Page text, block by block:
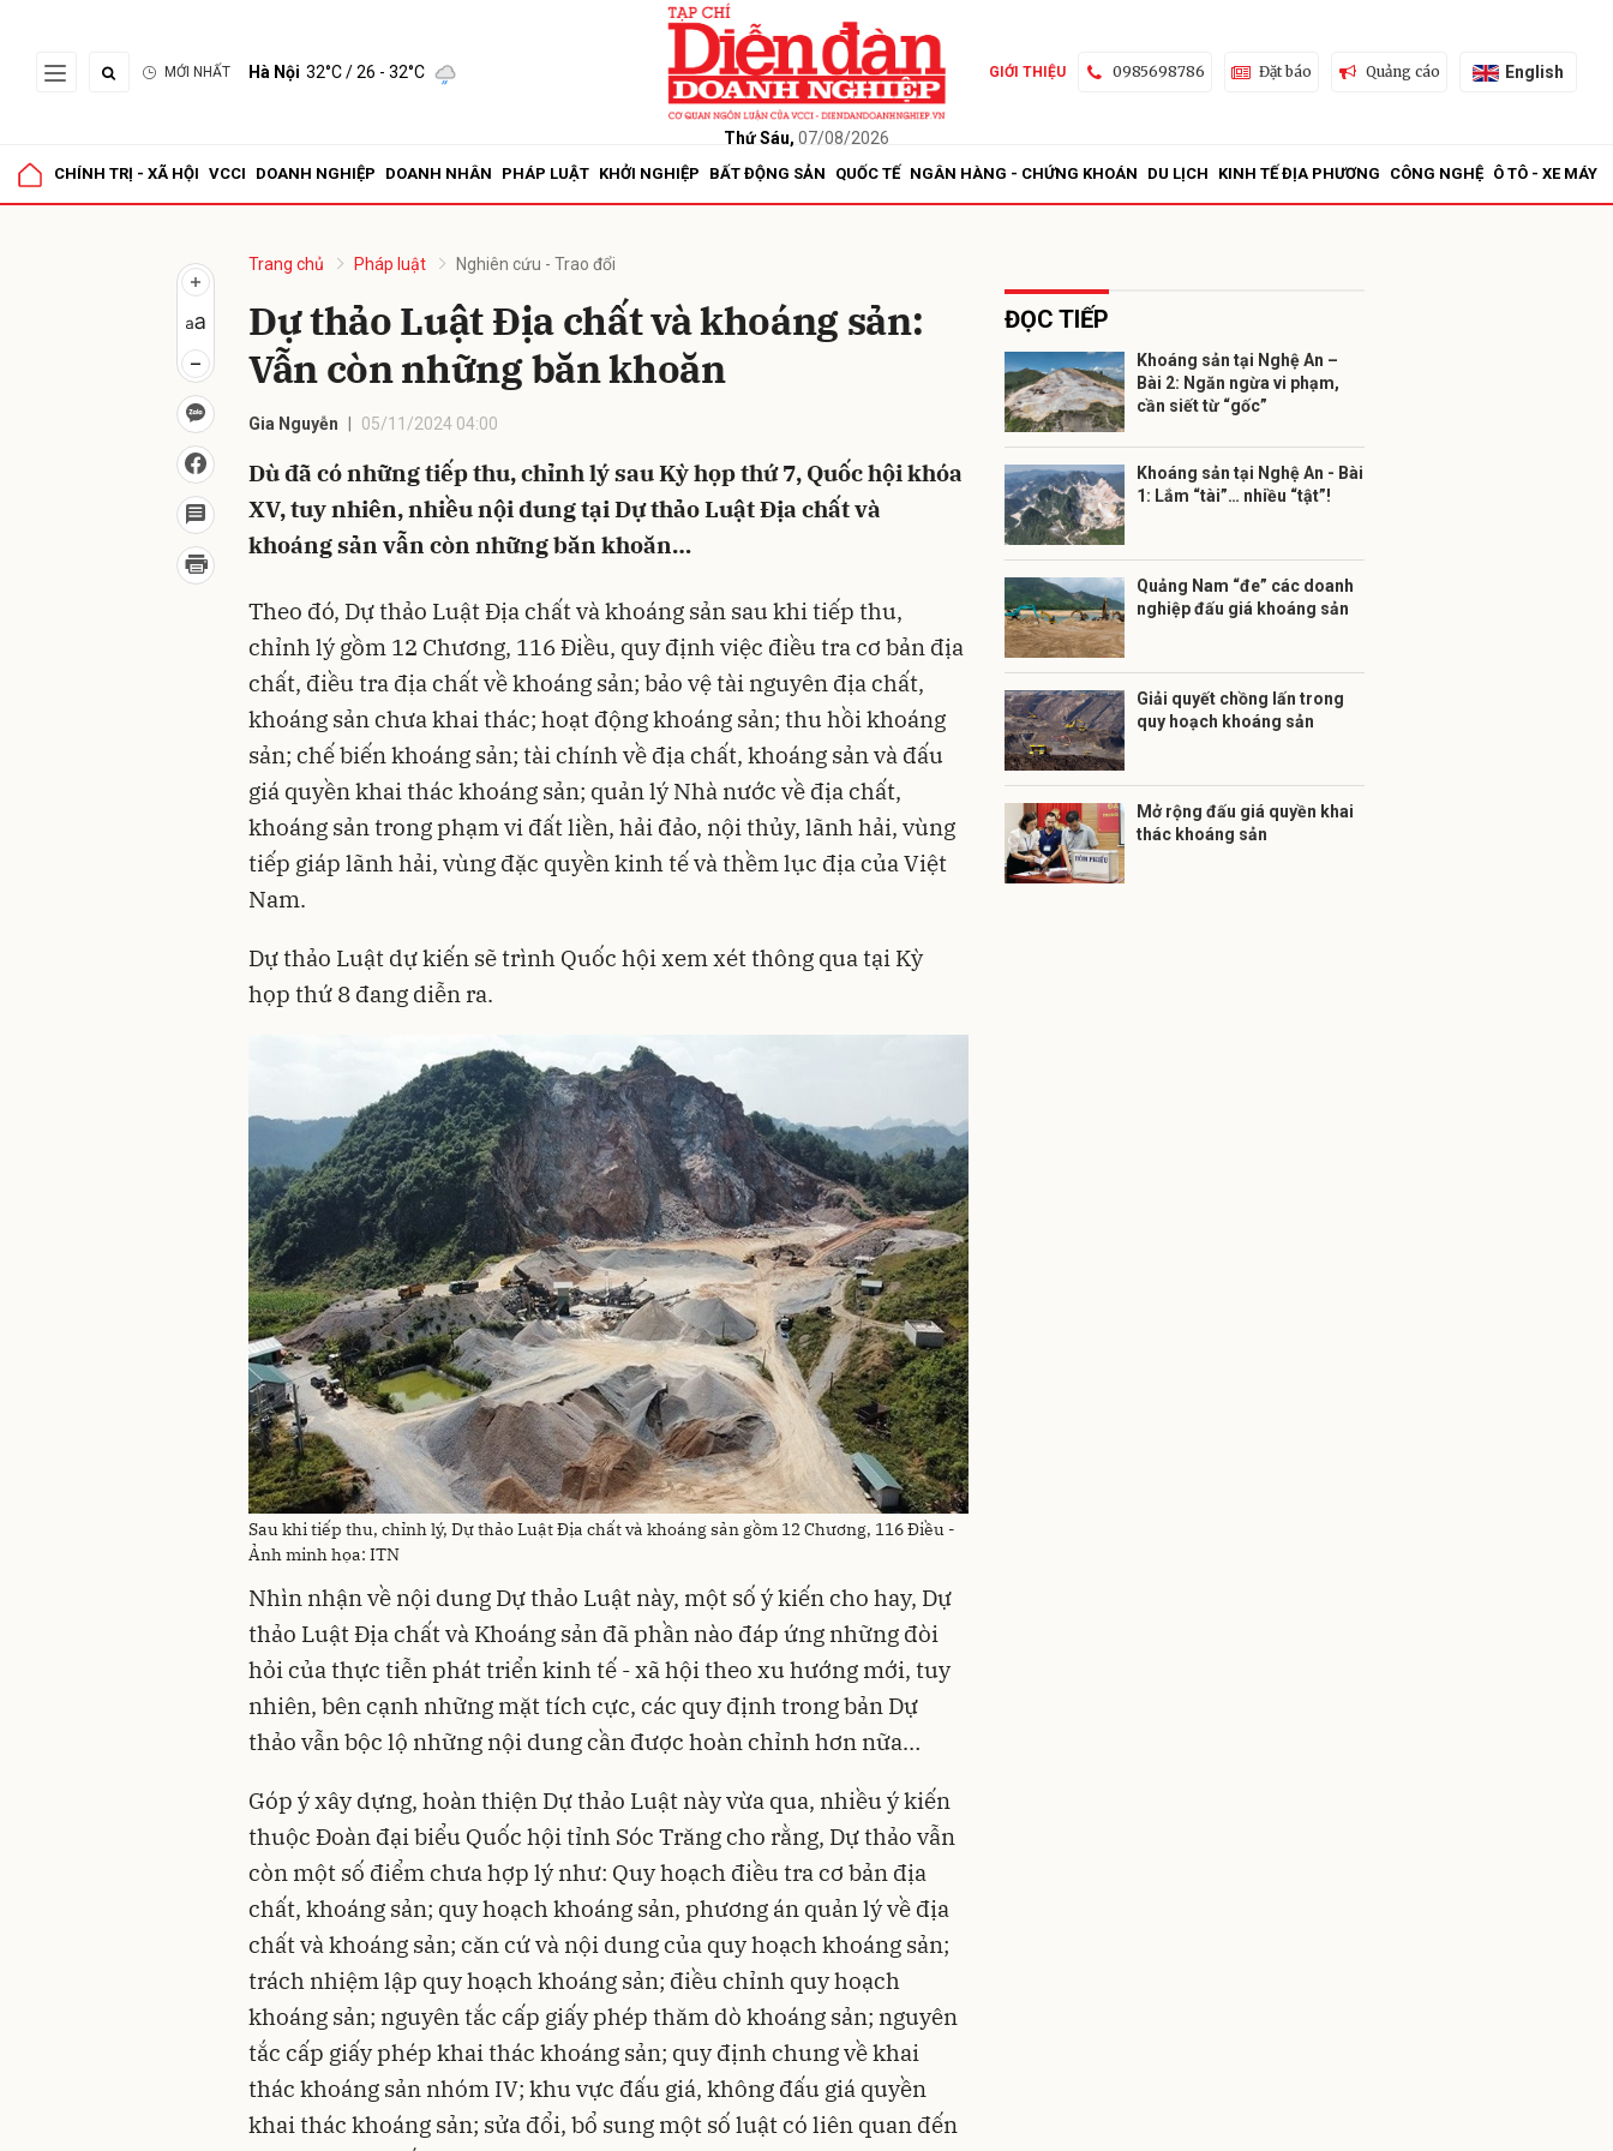
MỚI NHẤT Hà Nội 32°C/ 26 - 32°C
Thứ Sáu, 07/08/2026
GIỚI THIỆU 0985698786 Đặt báo Quảng cáo English
CHÍNH TRỊ - XÃ HỘI VCCI DOANH NGHIỆP DOANH NHÂN PHÁP LUẬT KHỞI NGHIỆP BẤT ĐỘNG SẢN QUỐC TẾ NGÂN HÀNG - CHỨNG KHOÁN DU LỊCH KINH TẾ ĐỊA PHƯƠNG CÔNG NGHỆ Ô TÔ - XE MÁY
Trang chủ Pháp luật Nghiên cứu - Trao đổi
Dự thảo Luật Địa chất và khoáng sản:
Vẫn còn những băn khoăn
Gia Nguyễn 05/11/2024 04:00
Dù đã có những tiếp thu, chỉnh lý sau Kỳ họp thứ 7, Quốc hội khóa
XV, tuy nhiên, nhiều nội dung tại Dự thảo Luật Địa chất và
khoáng sản vẫn còn những băn khoăn…
Theo đó, Dự thảo Luật Địa chất và khoáng sản sau khi tiếp thu,
chỉnh lý gồm 12 Chương, 116 Điều, quy định việc điều tra cơ bản địa
chất, điều tra địa chất về khoáng sản; bảo vệ tài nguyên địa chất,
khoáng sản chưa khai thác; hoạt động khoáng sản; thu hồi khoáng
sản; chế biến khoáng sản; tài chính về địa chất, khoáng sản và đấu
giá quyền khai thác khoáng sản; quản lý Nhà nước về địa chất,
khoáng sản trong phạm vi đất liền, hải đảo, nội thủy, lãnh hải, vùng
tiếp giáp lãnh hải, vùng đặc quyền kinh tế và thềm lục địa của Việt
Nam.
Dự thảo Luật dự kiến sẽ trình Quốc hội xem xét thông qua tại Kỳ
họp thứ 8 đang diễn ra.
Sau khi tiếp thu, chỉnh lý, Dự thảo Luật Địa chất và khoáng sản gồm 12 Chương, 116 Điều -
Ảnh minh họa: ITN
Nhìn nhận về nội dung Dự thảo Luật này, một số ý kiến cho hay, Dự
thảo Luật Địa chất và Khoáng sản đã phần nào đáp ứng những đòi
hỏi của thực tiễn phát triển kinh tế - xã hội theo xu hướng mới, tuy
nhiên, bên cạnh những mặt tích cực, các quy định trong bản Dự
thảo vẫn bộc lộ những nội dung cần được hoàn chỉnh hơn nữa…
Góp ý xây dựng, hoàn thiện Dự thảo Luật này vừa qua, nhiều ý kiến
thuộc Đoàn đại biểu Quốc hội tỉnh Sóc Trăng cho rằng, Dự thảo vẫn
còn một số điểm chưa hợp lý như: Quy hoạch điều tra cơ bản địa
chất, khoáng sản; quy hoạch khoáng sản, phương án quản lý về địa
chất và khoáng sản; căn cứ và nội dung của quy hoạch khoáng sản;
trách nhiệm lập quy hoạch khoáng sản; điều chỉnh quy hoạch
khoáng sản; nguyên tắc cấp giấy phép thăm dò khoáng sản; nguyên
tắc cấp giấy phép khai thác khoáng sản; quy định chung về khai
thác khoáng sản nhóm IV; khu vực đấu giá, không đấu giá quyền
khai thác khoáng sản; sửa đổi, bổ sung một số luật có liên quan đến
ĐỌC TIẾP
Khoáng sản tại Nghệ An –
Bài 2: Ngăn ngừa vi phạm,
cần siết từ “gốc”
Khoáng sản tại Nghệ An - Bài
1: Lắm “tài”… nhiều “tật”!
Quảng Nam “đe” các doanh
nghiệp đấu giá khoáng sản
Giải quyết chồng lấn trong
quy hoạch khoáng sản
Mở rộng đấu giá quyền khai
thác khoáng sản
Gửi